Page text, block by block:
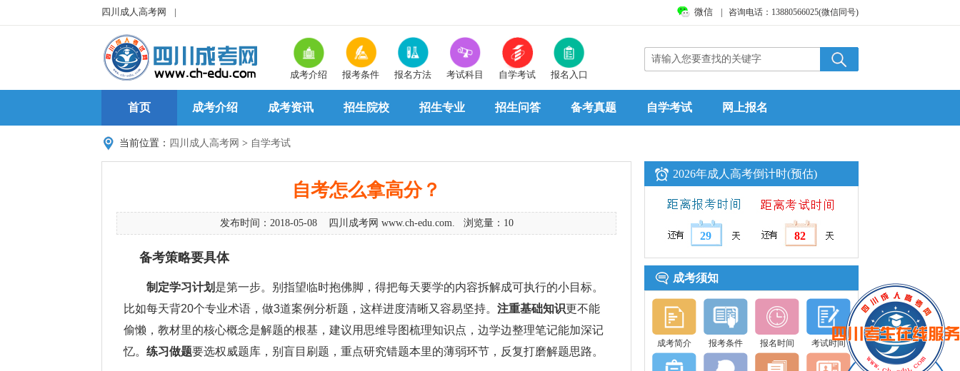
四川成人高考网 | 微信 | 咨询电话：13880566025(微信同号)
成考介绍 报考条件 报名方法 考试科目 自学考试 报名入口
首页 成考介绍 成考资讯 招生院校 招生专业 招生问答 备考真题 自学考试 网上报名
当前位置： 四川成人高考网 > 自学考试
自考怎么拿高分？
发布时间：2018-05-08 四川成考网 www.ch-edu.com. 浏览量：10
备考策略要具体
制定学习计划 是第一步。别指望临时抱佛脚，得把每天要学的内容拆解成可执行的小目标。
比如每天背20个专业术语，做3道案例分析题，这样进度清晰又容易坚持。 注重基础知识更不能
偷懒，教材里的核心概念是解题的根基，建议用思维导图梳理知识点，边学边整理笔记能加深记
忆。 练习做题要选权威题库，别盲目刷题，重点研究错题本里的薄弱环节，反复打磨解题思路。
2026年成人高考倒计时(预估)
29 82
成考须知
成考简介 报考条件 报名时间 考试时间